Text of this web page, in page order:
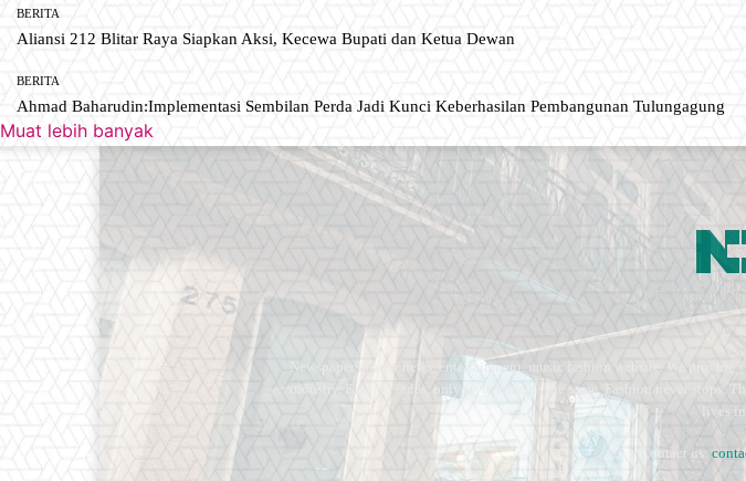
BERITA
Aliansi 212 Blitar Raya Siapkan Aksi, Kecewa Bupati dan Ketua Dewan
BERITA
Ahmad Baharudin:Implementasi Sembilan Perda Jadi Kunci Keberhasilan Pembangunan Tulungagung
Muat lebih banyak
Newspaper is your news, entertainment, music fashion website. We
industry. Fashion fades, only style remains the same. Fashion never stops.
lives
Contact us: